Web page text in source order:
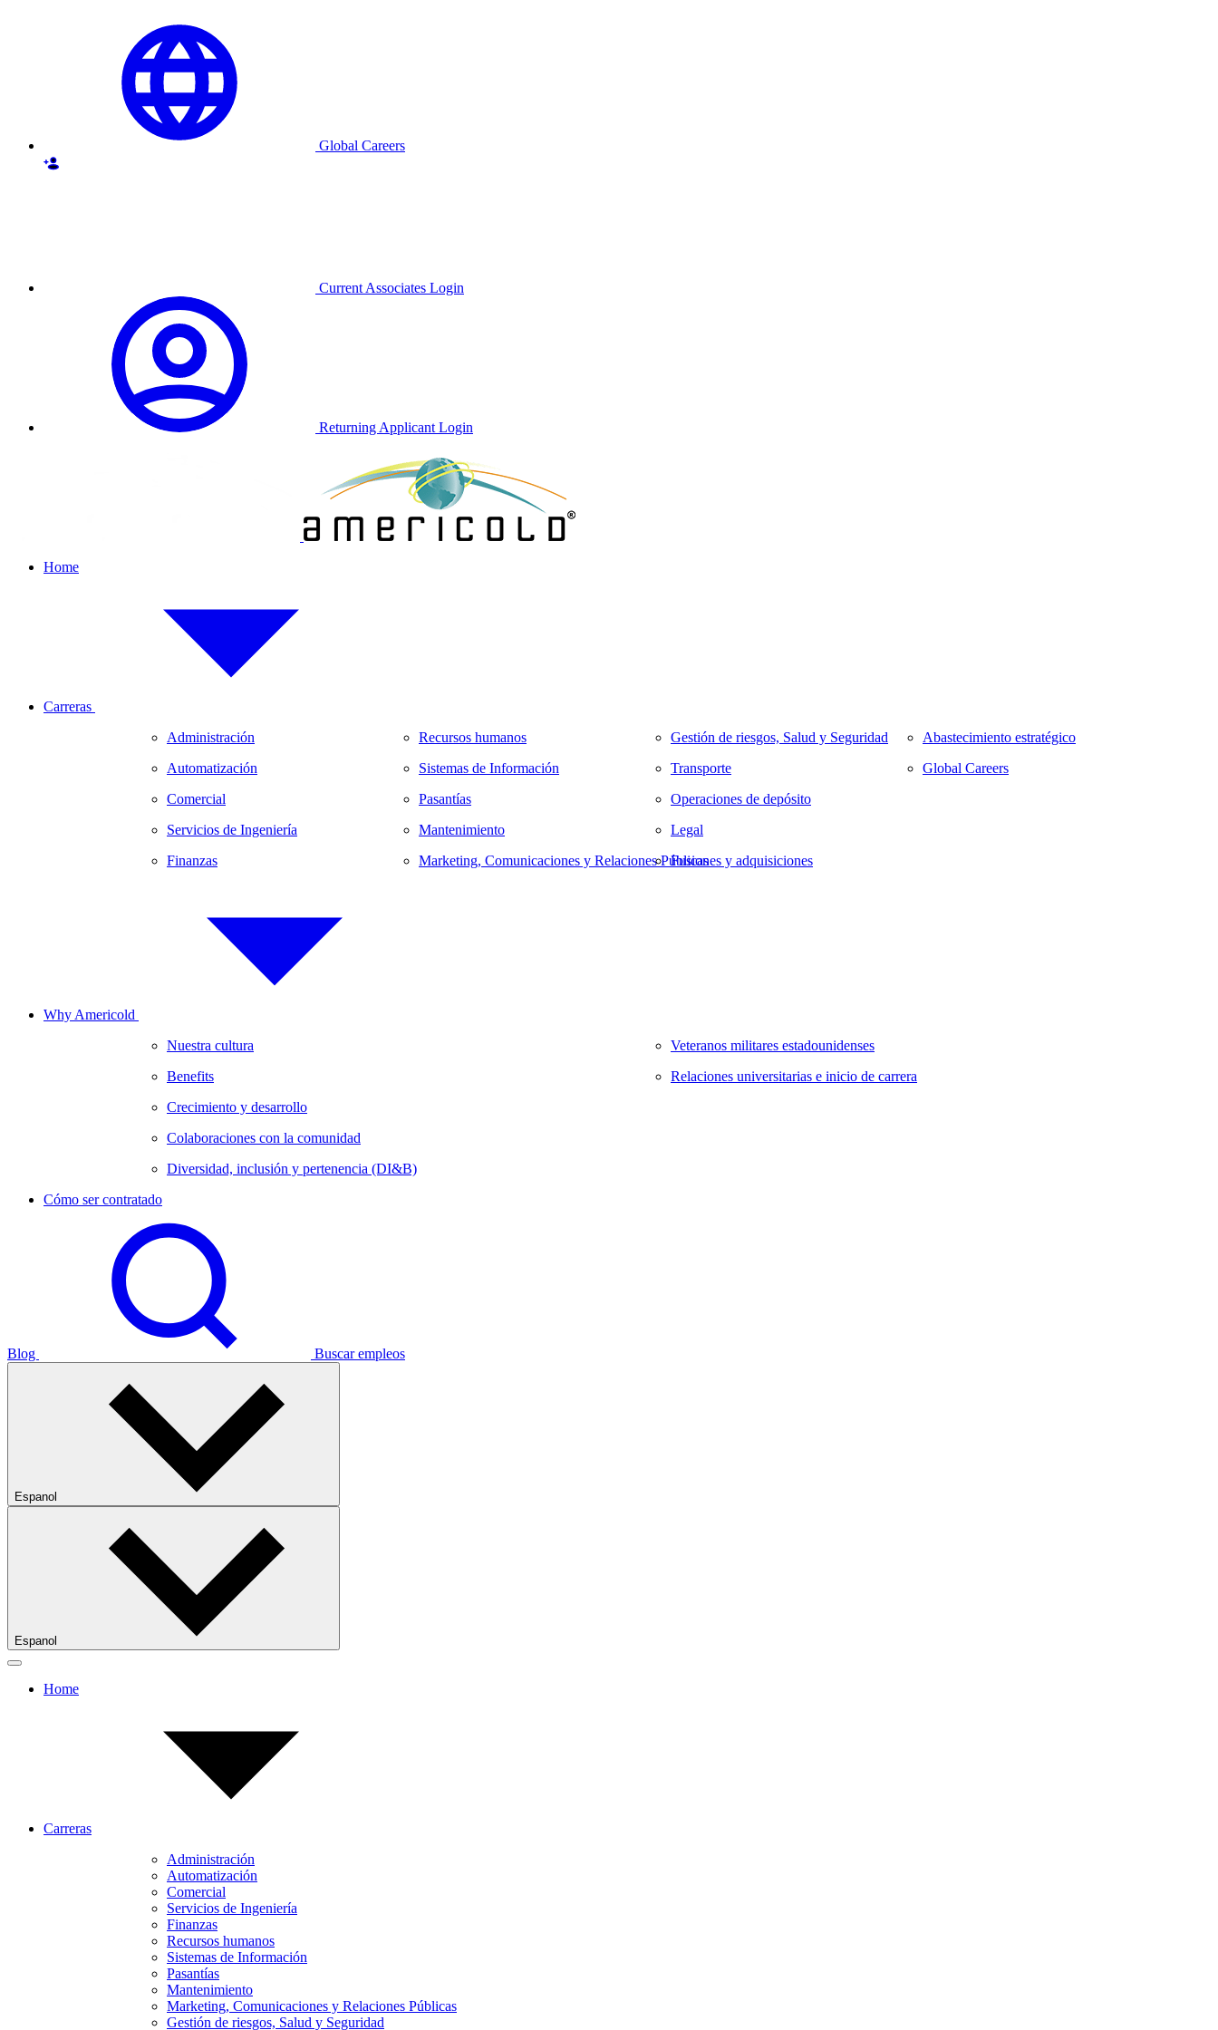
Global Careers
Current Associates Login
Returning Applicant Login
Home
Carreras
Administración
Automatización
Comercial
Servicios de Ingeniería
Finanzas
Recursos humanos
Sistemas de Información
Pasantías
Mantenimiento
Marketing, Comunicaciones y Relaciones Públicas
Gestión de riesgos, Salud y Seguridad
Transporte
Operaciones de depósito
Legal
Fusiones y adquisiciones
Abastecimiento estratégico
Global Careers
Why Americold
Nuestra cultura
Benefits
Crecimiento y desarrollo
Colaboraciones con la comunidad
Diversidad, inclusión y pertenencia (DI&B)
Veteranos militares estadounidenses
Relaciones universitarias e inicio de carrera
Cómo ser contratado
Blog Buscar empleos
Espanol
Espanol
Home
Carreras
Administración
Automatización
Comercial
Servicios de Ingeniería
Finanzas
Recursos humanos
Sistemas de Información
Pasantías
Mantenimiento
Marketing, Comunicaciones y Relaciones Públicas
Gestión de riesgos, Salud y Seguridad